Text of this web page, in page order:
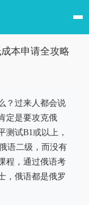
本申请全攻略
？过来人都会说
定是要攻克俄
测试B1或以上，
语二级，而没有
程，通过俄语考
，俄语都是俄罗